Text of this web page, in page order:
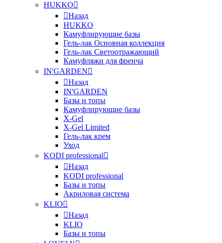
HUKKO
Назад
HUKKO
Камуфлирующие базы
Гель-лак Основная коллекция
Гель-лак Светоотражающий
Камуфляжи для френча
IN'GARDEN
Назад
IN'GARDEN
Базы и топы
Камуфлирующие базы
X-Gel
X-Gel Limited
Гель-лак крем
Уход
KODI professional
Назад
KODI professional
Базы и топы
Акриловая система
KLIO
Назад
KLIO
Базы и топы